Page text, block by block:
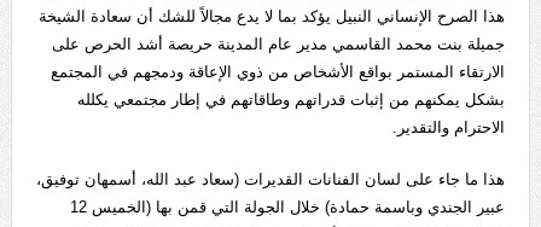
هذا الصرح الإنساني النبيل يؤكد بما لا يدع مجالاً للشك أن سعادة الشيخة
جميلة بنت محمد القاسمي مدير عام المدينة حريصة أشد الحرص على
الارتقاء المستمر بواقع الأشخاص من ذوي الإعاقة ودمجهم في المجتمع
بشكل يمكنهم من إثبات قدراتهم وطاقاتهم في إطار مجتمعي يكلله
الاحترام والتقدير.
هذا ما جاء على لسان الفنانات القديرات (سعاد عبد الله، أسمهان توفيق،
عبير الجندي وباسمة حمادة) خلال الجولة التي قمن بها (الخميس 12